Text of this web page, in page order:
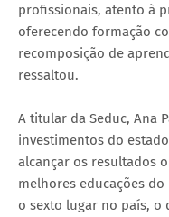
profissionais, atento à
oferecendo formação
recomposição de
ressaltou.
A titular da Seduc, Ana
investimentos do
alcançar os resultados
melhores educações
o sexto lugar no país, o